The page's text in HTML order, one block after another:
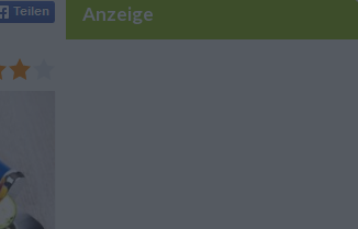
Anzeige